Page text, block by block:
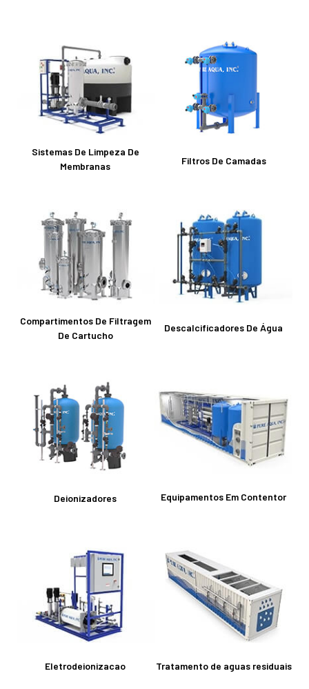
Sistemas De Limpeza De
Membranas
Filtros De Camadas
Compartimentos De Filtragem
De Cartucho
Descalcificadores De Água
Deionizadores Equipamentos Em Contentor
Eletrodeionizacao Tratamento de aguas residuais